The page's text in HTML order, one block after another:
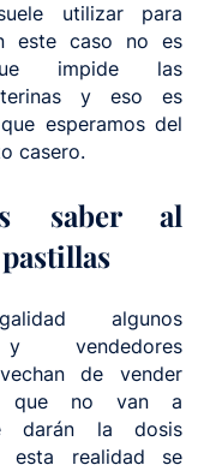
utilizar para
este caso no es
impide las
y eso es
esperamos del
casero.
saber al
algunos
y vendedores
de vender
que no van a
darán la dosis
esta realidad se